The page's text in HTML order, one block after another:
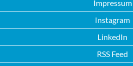
Impressum
Instagram
LinkedIn
RSS Feed